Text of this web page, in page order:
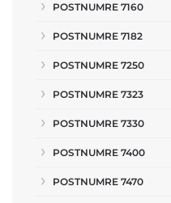
POSTNUMRE 7160
POSTNUMRE 7182
POSTNUMRE 7250
POSTNUMRE 7323
POSTNUMRE 7330
POSTNUMRE 7400
POSTNUMRE 7470